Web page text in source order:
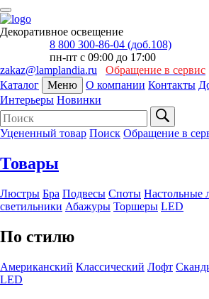
Декоративное освещение
8 800 300-86-04 (доб.108)
пн-пт с 09:00 до 17:00
zakaz@lamplandia.ru
Обращение в сервис
Каталог
Меню О компании Контакты
Интерьеры Новинки
Уцененный товар Поиск Обращение в
Товары
Люстры Бра Подвесы Споты Настольные
светильники Абажуры Торшеры LED
По стилю
Американский Классический Лофт
LED